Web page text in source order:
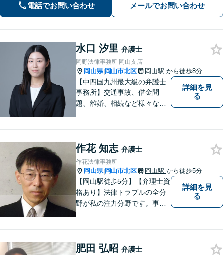
電話でお問い合わせ メールでお問い合わせ
水口 汐里 弁護士
岡野法律事務所 岡山支店
岡山県|岡山市北区 岡山駅 から徒歩8分
【中四国九州最大級の弁護士
事務所】交通事故、借金問
題、離婚、相続など様々な問
い！
詳細を見
る
作花 知志 弁護士
作花法律事務所
岡山県|岡山市北区 岡山駅 から徒歩5分
【岡山駅徒歩5分】【弁理士資
格あり】法律トラブルの全分
野が私の注力分野です。事務
ラス対応】【後払い対応】
詳細を見
る
肥田 弘昭 弁護士